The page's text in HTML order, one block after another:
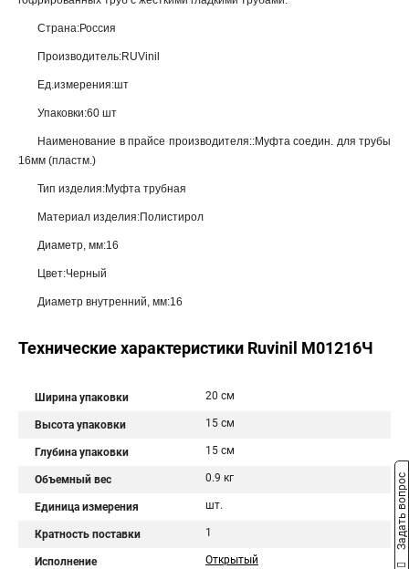
Страна:Россия
Производитель:RUVinil
Ед.измерения:шт
Упаковки:60 шт
Наименование в прайсе производителя::Муфта соедин. для трубы
16мм (пластм.)
Тип изделия:Муфта трубная
Материал изделия:Полистирол
Диаметр, мм:16
Цвет:Черный
Диаметр внутренний, мм:16
Технические характеристики Ruvinil М01216Ч
Ширина упаковки 20 см
Высота упаковки 15 см
Глубина упаковки 15 см
Объемный вес 0.9 кг
Единица измерения шт.
Кратность поставки 1
Исполнение Открытый
Задать вопрос